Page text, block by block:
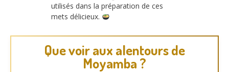
utilisés dans la préparation de ces
mets délicieux.
Que voir aux alentours de
Moyamba ?